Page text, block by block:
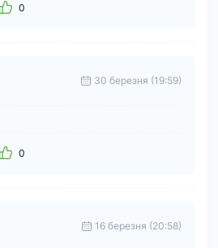
0
30 березня (19:59)
0
16 березня (20:58)